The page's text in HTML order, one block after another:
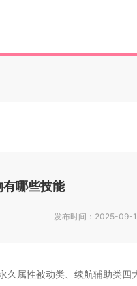
哪些技能
发布时间： 2025-09-
属性被动类、续航辅助类四